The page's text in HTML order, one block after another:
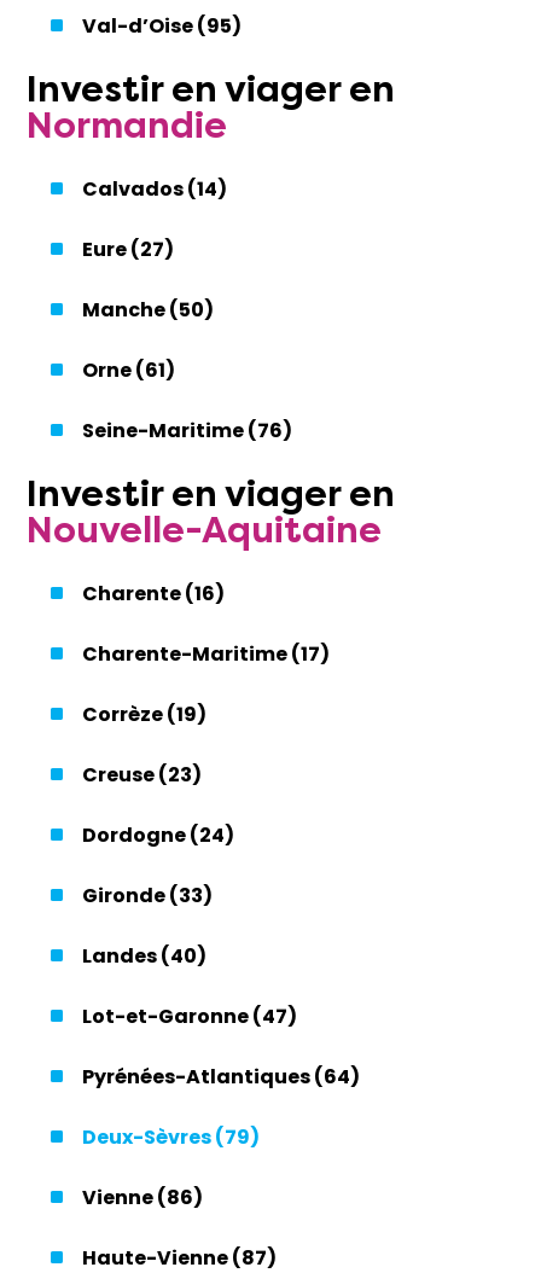
Val-d’Oise (95)
Investiren viageren
Normandie
Calvados (14)
Eure (27)
Manche (50)
Orne (61)
Seine-Maritime (76)
Investiren viageren
Nouvelle-Aquitaine
Charente (16)
Charente-Maritime (17)
Corrèze (19)
Creuse (23)
Dordogne (24)
Gironde (33)
Landes (40)
Lot-et-Garonne (47)
Pyrénées-Atlantiques (64)
Deux-Sèvres (79)
Vienne (86)
Haute-Vienne (87)